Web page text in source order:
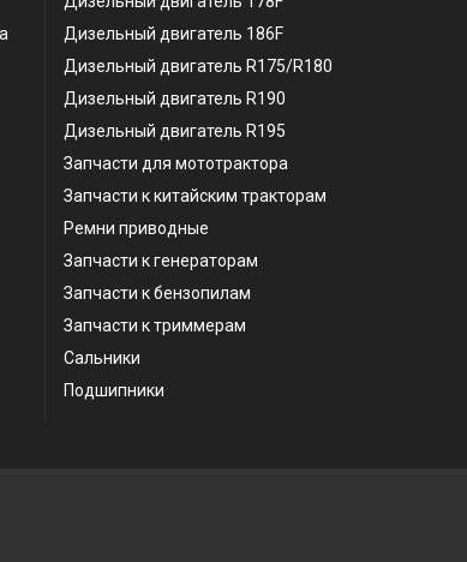
Дизельный двигатель 186F
Дизельный двигатель R175/R180
Дизельный двигатель R190
Дизельный двигатель R195
Запчасти для мототрактора
Запчасти к китайским тракторам
Ремни приводные
Запчасти к генераторам
Запчасти к бензопилам
Запчасти к триммерам
Сальники
Подшипники